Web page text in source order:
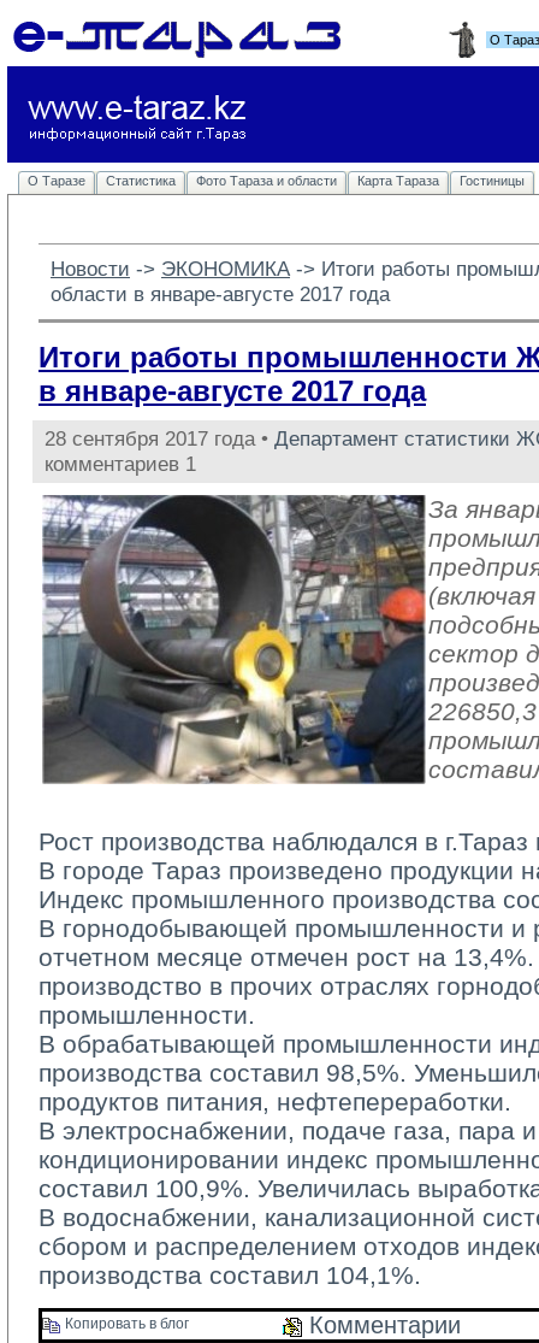
О
О Таразе Статистика Фото Тараза и области Карта Тараза Гостиницы
Новости -> ЭКОНОМИКА -> Итоги работы
области в январе-августе 2017 года
Итоги работы промышленности
в январе-августе 2017 года
28 сентября 2017 года • Департамент статистики
комментариев 1
За
сектор
Рост производства наблюдался в
В городе Тараз произведено продукции
Индекс промышленного производства
В горнодобывающей промышленности и
отчетном месяце отмечен рост на
производство в прочих отраслях
промышленности.
В обрабатывающей промышленности
производства составил 98,5%.
продуктов питания, нефтепереработки.
В электроснабжении, подаче газа, пара
кондиционировании индекс
составил 100,9%. Увеличилась
В водоснабжении, канализационной
сбором и распределением отходов
производства составил 104,1%.
Копировать в блог Комментарии